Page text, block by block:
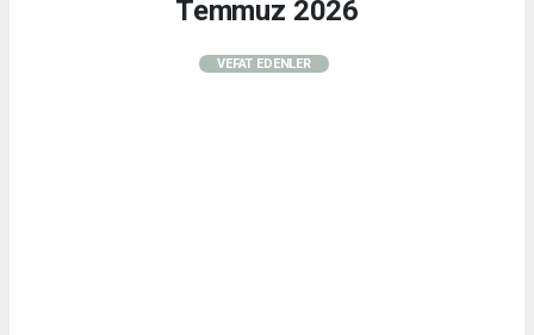
Temmuz 2026
VEFAT EDENLER